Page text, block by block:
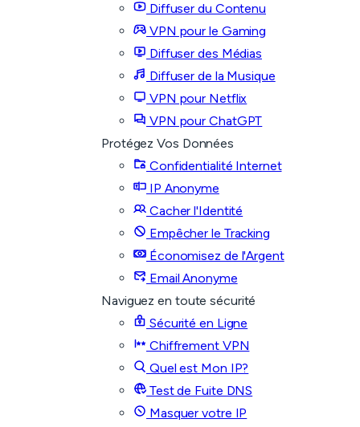
Diffuser du Contenu
VPN pour le Gaming
Diffuser des Médias
Diffuser de la Musique
VPN pour Netflix
VPN pour ChatGPT
Protégez Vos Données
Confidentialité Internet
IP Anonyme
Cacher l'Identité
Empêcher le Tracking
Économisez de l'Argent
Email Anonyme
Naviguez en toute sécurité
Sécurité en Ligne
Chiffrement VPN
Quel est Mon IP?
Test de Fuite DNS
Masquer votre IP